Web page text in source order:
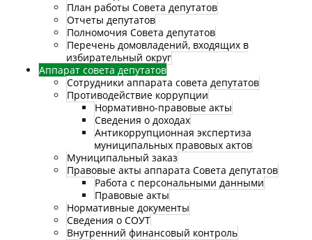
План работы Совета депутатов
Отчеты депутатов
Полномочия Совета депутатов
Перечень домовладений, входящих в
избирательный округ
Аппарат совета депутатов
Сотрудники аппарата совета депутатов
Противодействие коррупции
Нормативно-правовые акты
Сведения о доходах
Антикоррупционная экспертиза
муниципальных правовых актов
Муниципальный заказ
Правовые акты аппарата Совета депутатов
Работа с персональными данными
Правовые акты
Нормативные документы
Сведения о СОУТ
Внутренний финансовый контроль